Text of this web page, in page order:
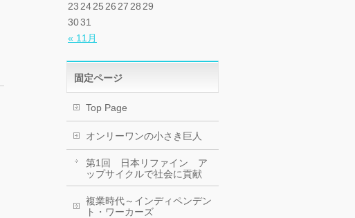
« 11月
23 2425 26 27 28 29
3031
固定ページ
Top Page
オンリーワンの小さき巨人
第1回 日本リファイン ア
ップサイクルで社会に貢献
複業時代～インディペンデン
ト・ワーカーズ